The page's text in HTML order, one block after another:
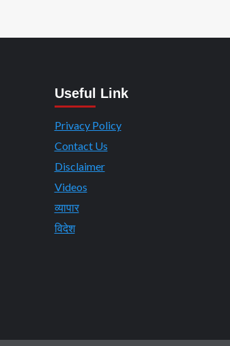
Useful Link
Privacy Policy
Contact Us
Disclaimer
Videos
व्यापार
विदेश